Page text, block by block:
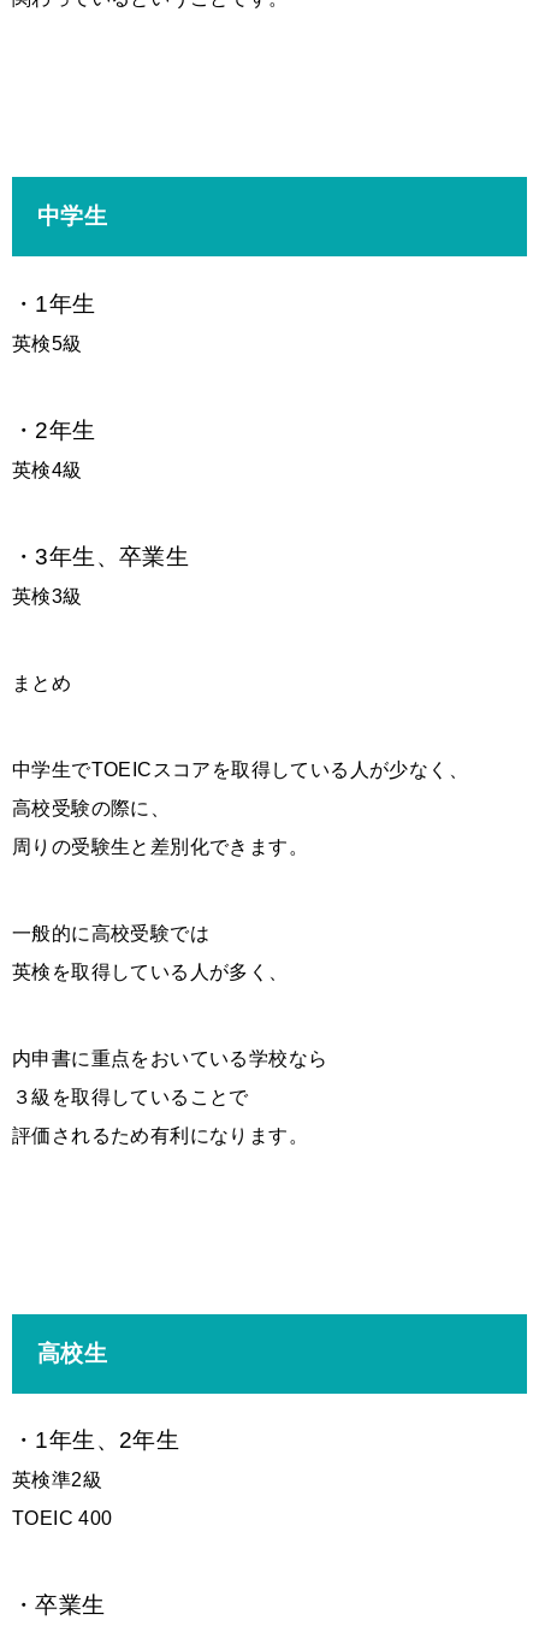
中学生
・1年生
英検5級
・2年生
英検4級
・3年生、卒業生
英検3級
まとめ
中学生でTOEICスコアを取得している人が少なく、
高校受験の際に、
周りの受験生と差別化できます。
一般的に高校受験では
英検を取得している人が多く、
内申書に重点をおいている学校なら
３級を取得していることで
評価されるため有利になります。
高校生
・1年生、2年生
英検準2級
TOEIC 400
・卒業生